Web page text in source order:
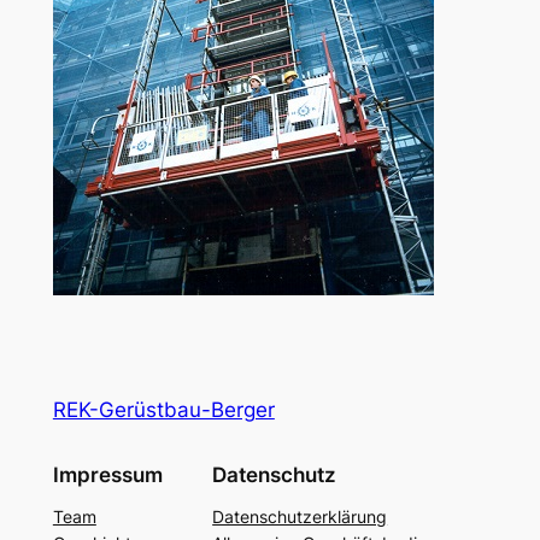
REK-Gerüstbau-Berger
Impressum
Team
Datenschutz
Datenschutzerklärung